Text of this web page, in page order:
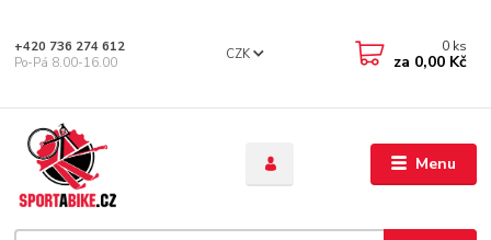
Menu
CZK
+420 736 274 612
Po-Pá 8.00-16.00
0 ks
za 0,00 Kč